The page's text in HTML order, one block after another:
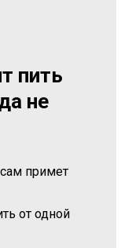
пить
не
примет
от одной